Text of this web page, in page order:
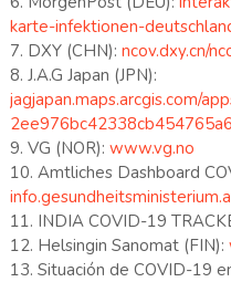
karte-infektionen-
7. DXY (CHN): ncov.dxy.cn/
8. J.A.G Japan (JPN):
jagjapan.maps.arcgis.com/
9. VG (NOR): www.vg.no
10. Amtliches Dashboard
11. INDIA COVID-19
12. Helsingin Sanomat (FIN):
13. Situación de COVID-19